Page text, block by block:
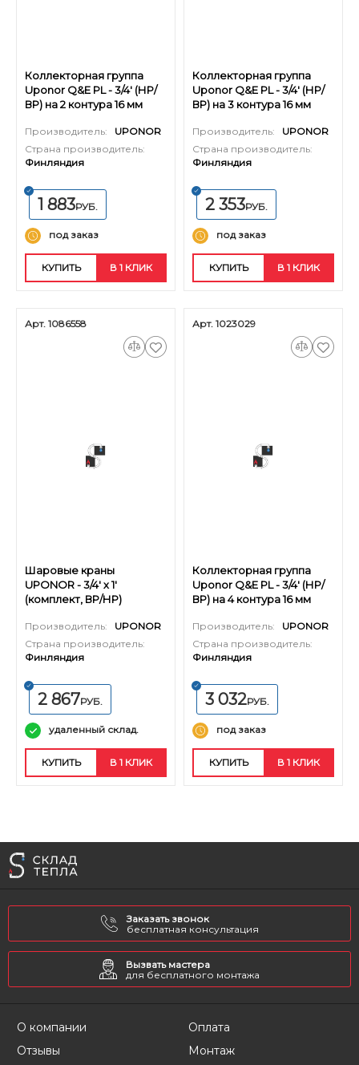
Коллекторная группа
Uponor Q&E PL - 3/4' (НР/
ВР) на 2 контура 16 мм
Производитель:
UPONOR
Страна производитель:
Финляндия
1 883РУБ.
под заказ
КУПИТЬ В 1 КЛИК
Коллекторная группа
Uponor Q&E PL - 3/4' (НР/
ВР) на 3 контура 16 мм
Производитель:
UPONOR
Страна производитель:
Финляндия
2 353РУБ.
под заказ
КУПИТЬ В 1 КЛИК
Арт. 1086558
Шаровые краны
UPONOR - 3/4' х 1'
(комплект, ВР/НР)
Производитель:
UPONOR
Страна производитель:
Финляндия
2 867РУБ.
удаленный склад.
КУПИТЬ В 1 КЛИК
Арт. 1023029
Коллекторная группа
Uponor Q&E PL - 3/4' (НР/
ВР) на 4 контура 16 мм
Производитель:
UPONOR
Страна производитель:
Финляндия
3 032РУБ.
под заказ
КУПИТЬ В 1 КЛИК
Заказать звонок
бесплатная консультация
Вызвать мастера
для бесплатного монтажа
О компании
Отзывы
Оплата
Монтаж